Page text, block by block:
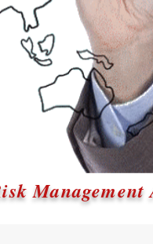
Management